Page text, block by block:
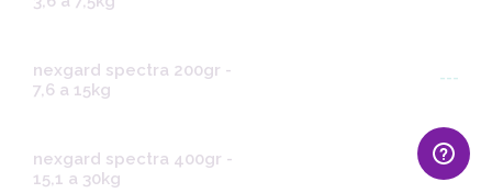
nexgard spectra 200gr -
7,6 a 15kg
---
nexgard spectra 400gr -
15,1 a 30kg
---